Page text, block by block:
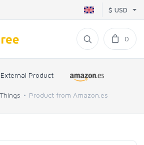
$ USD
0
Product
Product from Amazon.es